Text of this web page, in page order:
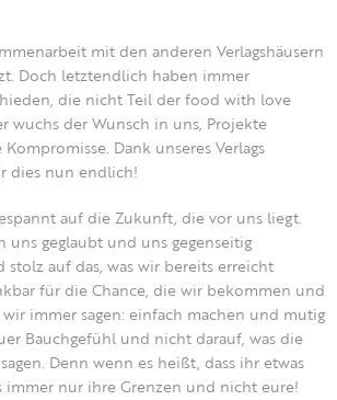
mit den anderen Verlagshäusern
Doch letztendlich haben immer
die nicht Teil der food with love
wuchs der Wunsch in uns, Projekte
Dank unseres Verlags
dies nun endlich!
auf die Zukunft, die vor uns liegt.
uns geglaubt und uns gegenseitig
auf das, was wir bereits erreicht
für die Chance, die wir bekommen und
immer sagen: einfach machen und mutig
Bauchgefühl und nicht darauf, was die
Denn wenn es heißt, dass ihr etwas
nur ihre Grenzen und nicht eure!